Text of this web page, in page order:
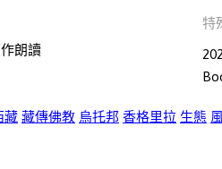
朗讀
特
藏 藏傳佛教 烏托邦 香格里拉 生態